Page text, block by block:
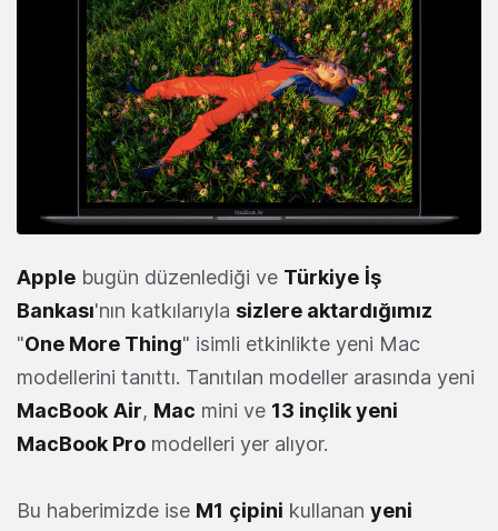
Apple bugün düzenlediği ve Türkiye İş
Bankası'nın katkılarıyla sizlere aktardığımız
"One More Thing" isimli etkinlikte yeni Mac
modellerini tanıttı. Tanıtılan modeller arasında yeni
MacBook Air, Mac mini ve 13 inçlik yeni
MacBook Pro modelleri yer alıyor.
Bu haberimizde ise M1 çipini kullanan yeni